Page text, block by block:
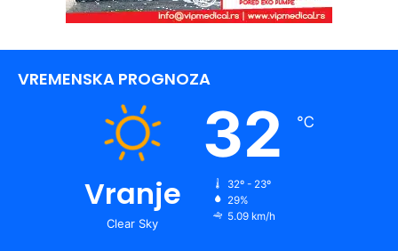
VREMENSKA PROGNOZA
Vranje
Clear Sky
32 ℃
32º - 23º
29%
5.09 km/h